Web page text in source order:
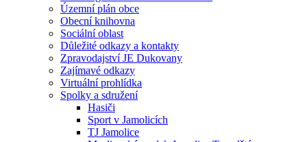
Územní plán obce
Obecní knihovna
Sociální oblast
Důležité odkazy a kontakty
Zpravodajství JE Dukovany
Zajímavé odkazy
Virtuální prohlídka
Spolky a sdružení
Hasiči
Sport v Jamolicích
TJ Jamolice